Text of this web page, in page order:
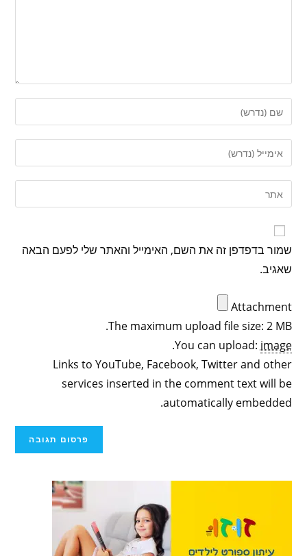
שמור בדפדפן זה את השם, האימייל והאתר שלי לפעם הבאה
שאגיב.
Attachment
The maximum upload file size: 2 MB.
You can upload: image
.
Links to YouTube, Facebook, Twitter and other
services inserted in the comment text will be
automatically embedded.